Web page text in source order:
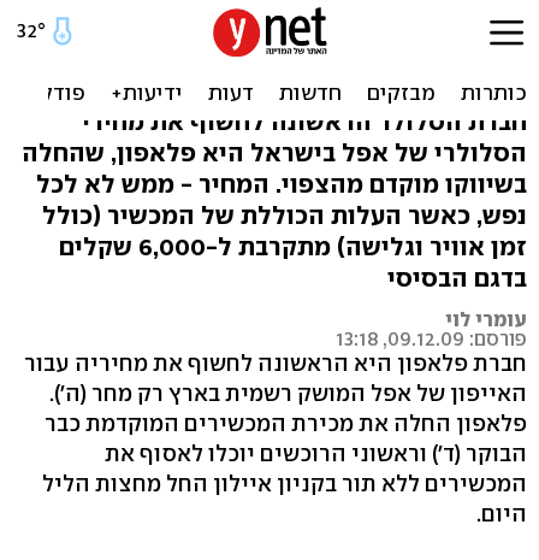
עלות ה-iPhone הבסיסי
חברת הסלולר הראשונה לחשוף את מחירי
הסלולרי של אפל בישראל היא פלאפון, שהחלה
בשיווקו מוקדם מהצפוי. המחיר - ממש לא לכל
נפש, כאשר העלות הכוללת של המכשיר (כולל
זמן אוויר וגלישה) מתקרבת ל-6,000 שקלים
בדגם הבסיסי
עומרי לוי
פורסם: 09.12.09, 13:18
חברת פלאפון היא הראשונה לחשוף את מחיריה עבור
האייפון של אפל המושק רשמית בארץ רק מחר (ה').
פלאפון החלה את מכירת המכשירים המוקדמת כבר
הבוקר (ד') וראשוני הרוכשים יוכלו לאסוף את
המכשירים ללא תור בקניון איילון החל מחצות הליל
היום.